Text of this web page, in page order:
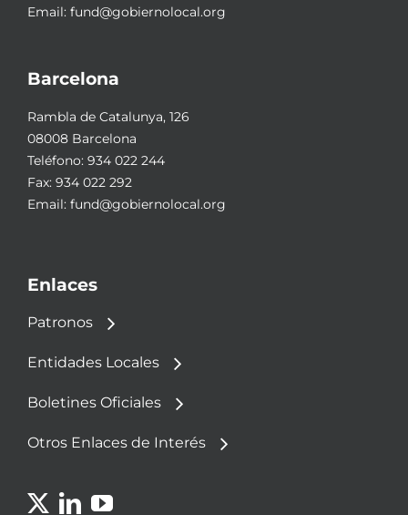
Email: fund@gobiernolocal.org
Barcelona
Rambla de Catalunya, 126
08008 Barcelona
Teléfono: 934 022 244
Fax: 934 022 292
Email: fund@gobiernolocal.org
Enlaces
Patronos
Entidades Locales
Boletines Oficiales
Otros Enlaces de Interés